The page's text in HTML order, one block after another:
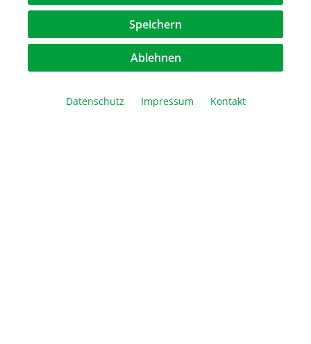
Speichern
Ablehnen
Datenschutz Impressum Kontakt